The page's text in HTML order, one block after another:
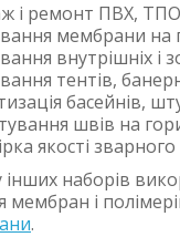
і ремонт ПВХ,
мембрани на
внутрішніх і
тентів,
басейнів,
швів на
якості
інших наборів
і
.